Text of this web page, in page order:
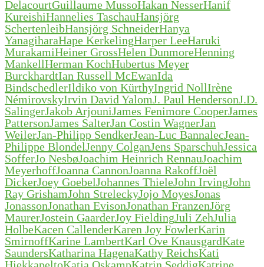
DelacourtGuillaume MussoHakan NesserHanif
KureishiHannelies TaschauHansjörg
SchertenleibHansjörg SchneiderHanya
YanagiharaHape KerkelingHarper LeeHaruki
MurakamiHeiner GrossHelen DunmoreHenning
MankellHerman KochHubertus Meyer
BurckhardtIan Russell McEwanIda
BindschedlerIldiko von KürthyIngrid NollIrène
NémirovskyIrvin David YalomJ. Paul HendersonJ.D.
SalingerJakob ArjouniJames Fenimore CooperJames
PattersonJames SalterJan Costin WagnerJan
WeilerJan-Philipp SendkerJean-Luc BannalecJean-
Philippe BlondelJenny ColganJens SparschuhJessica
SofferJo NesbøJoachim Heinrich RennauJoachim
MeyerhoffJoanna CannonJoanna RakoffJoël
DickerJoey GoebelJohannes ThieleJohn IrvingJohn
Ray GrishamJohn StreleckyJojo MoyesJonas
JonassonJonathan EvisonJonathan FranzenJörg
MaurerJostein GaarderJoy FieldingJuli ZehJulia
HolbeKacen CallenderKaren Joy FowlerKarin
SmirnoffKarine LambertKarl Ove KnausgardKate
SaundersKatharina HagenaKathy ReichsKati